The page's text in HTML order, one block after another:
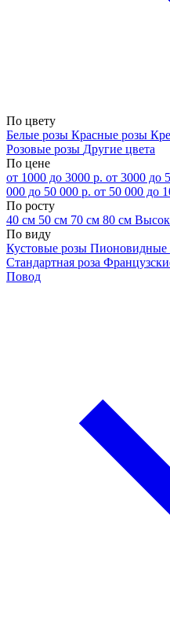
По цвету
Белые розы Красные розы
Розовые розы Другие цвета
По цене
от 1000 до 3000 р. от 3000 до
000 до 50 000 р. от 50 000 до
По росту
40 см 50 см 70 см 80 см
По виду
Кустовые розы Пионовидные
Стандартная роза
Повод